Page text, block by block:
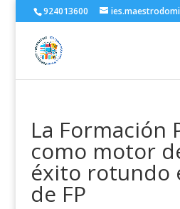
924013600
La Formación
como motor
éxito rotundo
de FP